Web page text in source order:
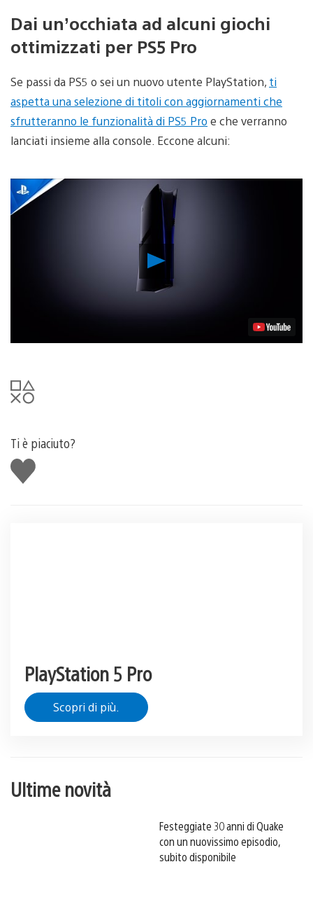
Dai un’occhiata ad alcuni giochi
ottimizzati per PS5 Pro
Se passi da PS5 o sei un nuovo utente PlayStation, ti
aspetta una selezione di titoli con aggiornamenti che
sfrutteranno le funzionalità di PS5 Pro e che verranno
lanciati insieme alla console. Eccone alcuni:
Ti è piaciuto?
Mi
piace
PlayStation 5 Pro
Scopri di più.
Ultime novità
Festeggiate 30 anni di Quake
con un nuovissimo episodio,
subito disponibile